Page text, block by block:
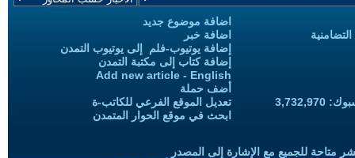
اضافة موضوع جديد
اضافة خبر
إضافة يوتيوب-فلم إلى يوتيوب التمدن
إضافة كتاب إلى مكتبة التمدن
Add new article - English
أضف حملة
تعديل الموقع الفرعي للكاتب-ة
ابحث في موقع الحوار المتمدن
متاحة للجميع مع الإشارة إلى المصدر